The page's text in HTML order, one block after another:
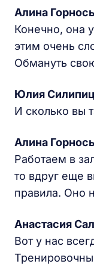
Алина
Конечно, она
этим очень
Обмануть
Юлия
И сколько вы
Алина
Работаем в
то вдруг еще
правила. Оно
Анастасия
Вот у нас